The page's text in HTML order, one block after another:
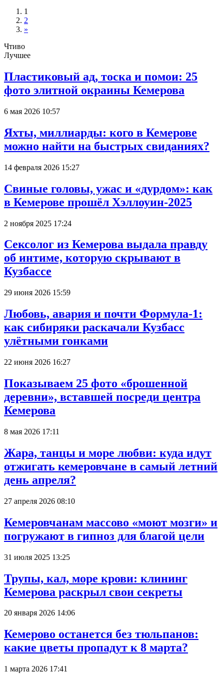
1
2
»
Чтиво
Лучшее
Пластиковый ад, тоска и помои: 25
фото элитной окраины Кемерова
6 мая 2026 10:57
Яхты, миллиарды: кого в Кемерове
можно найти на быстрых свиданиях?
14 февраля 2026 15:27
Свиные головы, ужас и «дурдом»: как
в Кемерове прошёл Хэллоуин-2025
2 ноября 2025 17:24
Сексолог из Кемерова выдала правду
об интиме, которую скрывают в
Кузбассе
29 июня 2026 15:59
Любовь, авария и почти Формула-1:
как сибиряки раскачали Кузбасс
улётными гонками
22 июня 2026 16:27
Показываем 25 фото «брошенной
деревни», вставшей посреди центра
Кемерова
8 мая 2026 17:11
Жара, танцы и море любви: куда идут
отжигать кемеровчане в самый летний
день апреля?
27 апреля 2026 08:10
Кемеровчанам массово «моют мозги» и
погружают в гипноз для благой цели
31 июля 2025 13:25
Трупы, кал, море крови: клининг
Кемерова раскрыл свои секреты
20 января 2026 14:06
Кемерово останется без тюльпанов:
какие цветы пропадут к 8 марта?
1 марта 2026 17:41